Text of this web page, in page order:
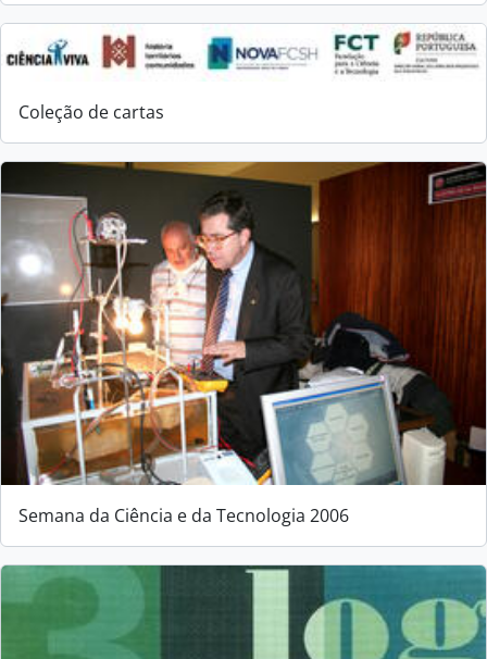
Coleção de cartas
Semana da Ciência e da Tecnologia 2006